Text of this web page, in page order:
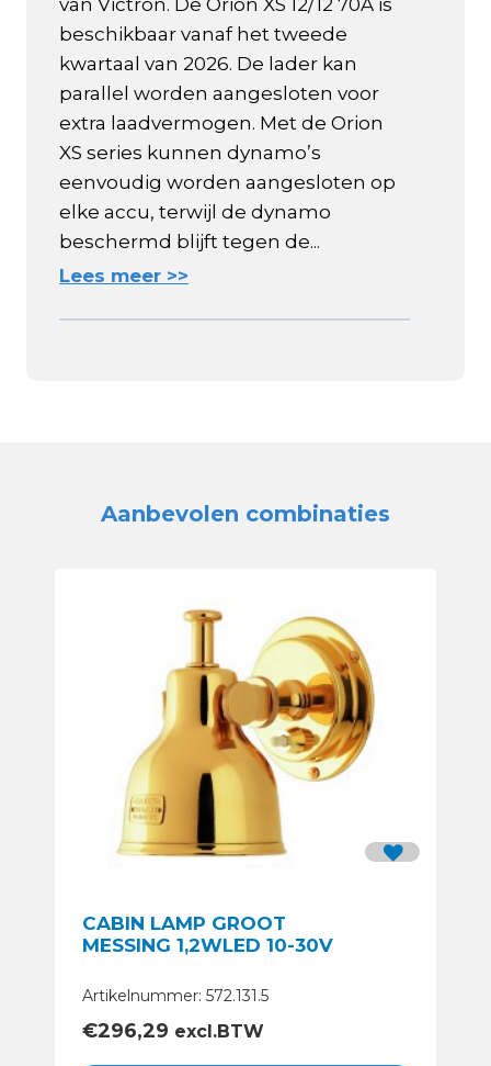
van Victron. De Orion XS 12/12 70A is
beschikbaar vanaf het tweede
kwartaal van 2026. De lader kan
parallel worden aangesloten voor
extra laadvermogen. Met de Orion
XS series kunnen dynamo’s
eenvoudig worden aangesloten op
elke accu, terwijl de dynamo
beschermd blijft tegen de...
Lees meer >>
Aanbevolen combinaties
CABIN LAMP GROOT
MESSING 1,2WLED 10-30V
Artikelnummer: 572.131.5
€296,29 excl.BTW